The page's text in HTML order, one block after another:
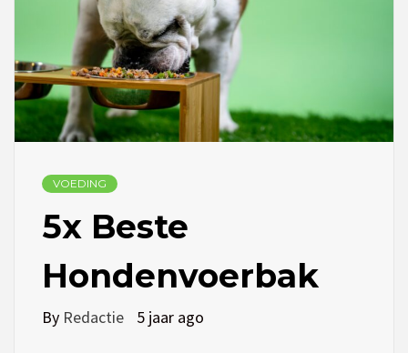
VOEDING
5x Beste
Hondenvoerbak
By Redactie 5 jaar ago